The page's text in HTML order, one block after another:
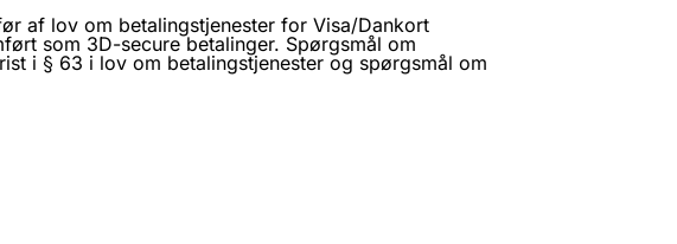
af lov om betalingstjenester for Visa/Dankort
som 3D-secure betalinger. Spørgsmål om
i § 63 i lov om betalingstjenester og spørgsmål om